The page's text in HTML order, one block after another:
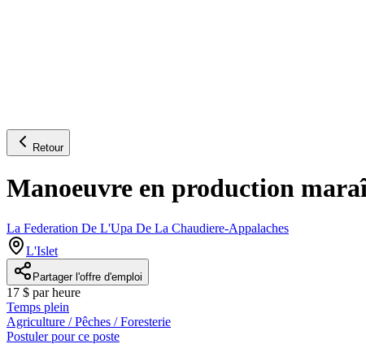
Retour
Manoeuvre en production
La Federation De L'Upa De La Chaudiere-Appalaches
L'Islet
Partager l'offre d'emploi
17 $ par heure
Temps plein
Agriculture / Pêches / Foresterie
Postuler pour ce poste